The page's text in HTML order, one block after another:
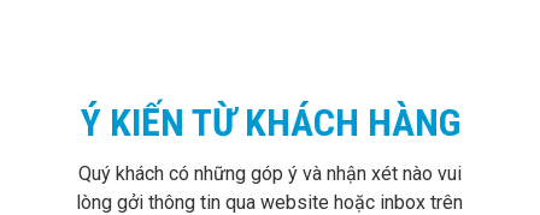
Ý KIẾN TỪ KHÁCH HÀNG
Quý khách có những góp ý và nhận xét nào vui
lòng gởi thông tin qua website hoặc inbox trên